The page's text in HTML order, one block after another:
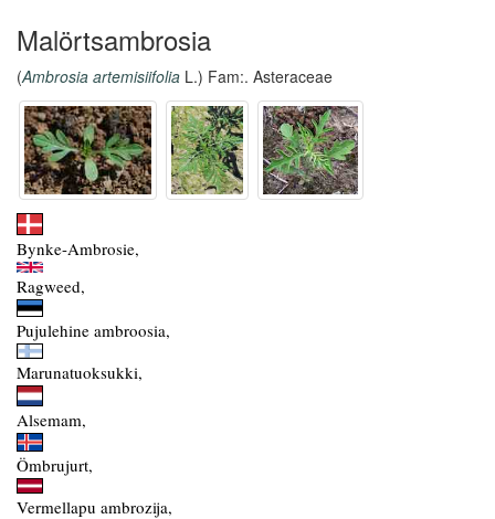
Malörtsambrosia
(Ambrosia artemisiifolia L.) Fam:. Asteraceae
Bynke-Ambrosie,
Ragweed,
Pujulehine ambroosia,
Marunatuoksukki,
Alsemam,
Ömbrujurt,
Vermellapu ambrozija,